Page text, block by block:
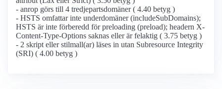
- anrop görs till 4 tredjepartsdomäner ( 4.40 betyg )
- HSTS omfattar inte underdomäner (includeSubDomains);
HSTS är inte förberedd för preloading (preload); headern X-
Content-Type-Options saknas eller är felaktig ( 3.75 betyg )
- 2 skript eller stilmall(ar) läses in utan Subresource Integrity
(SRI) ( 4.00 betyg )